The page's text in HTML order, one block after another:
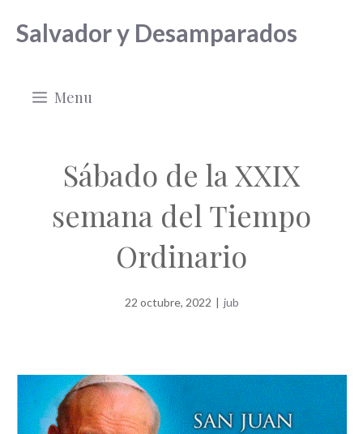
Salvador y Desamparados
Menu
Sábado de la XXIX
semana del Tiempo
Ordinario
22 octubre, 2022 | jub